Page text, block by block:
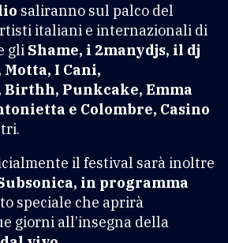
saliranno sul palco del
italiani e internazionali di
gli Shame, i 2manydjs, il dj
Motta, I Cani,
Punkcake, Emma
e Colombre, Casino
il festival sarà inoltre
in programma
speciale che aprirà
giorni all’insegna della